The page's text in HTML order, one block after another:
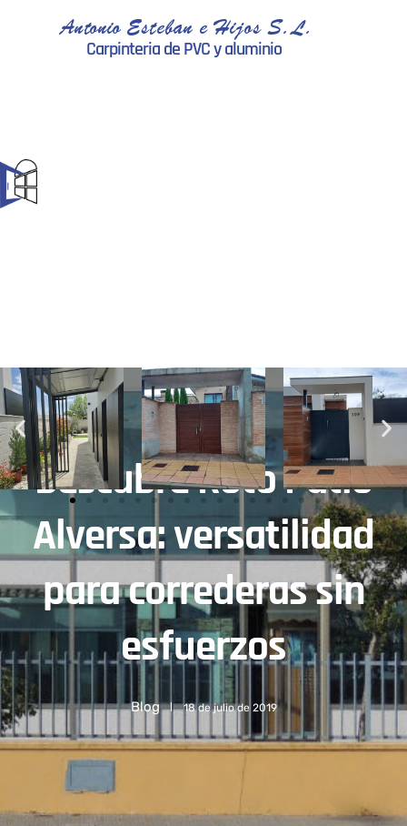
Antonio Esteban e Hijos S.L.
Carpinteria de PVC y aluminio
Descubre Roto Patio
Alversa: versatilidad
para correderas sin
esfuerzos
Blog 18 de julio de 2019